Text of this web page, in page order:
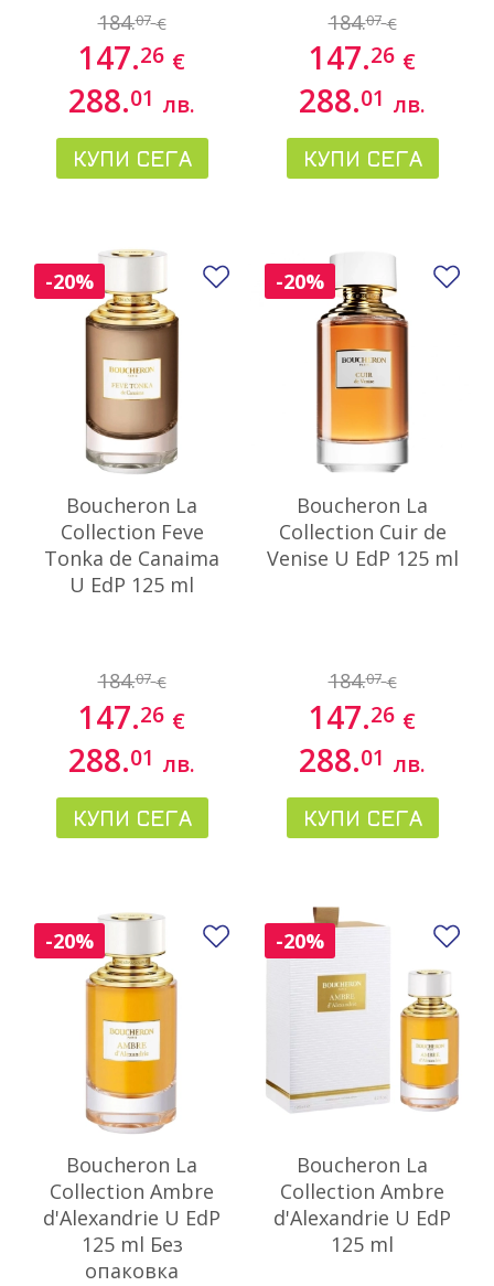
184.07 €
147.26 €
288.01 лв.
КУПИ СЕГА
184.07 €
147.26 €
288.01 лв.
КУПИ СЕГА
Boucheron La
Collection Feve
Tonka de Canaima
U EdP 125 ml
184.07 €
147.26 €
288.01 лв.
КУПИ СЕГА
-20% Добави в любими
Boucheron La
Collection Cuir de
Venise U EdP 125 ml
184.07 €
147.26 €
288.01 лв.
КУПИ СЕГА
-20%
Boucheron La
Collection Ambre
d'Alexandrie U EdP
125 ml Без
опаковка
-20% Добави в любими
Boucheron La
Collection Ambre
d'Alexandrie U EdP
125 ml
-20%